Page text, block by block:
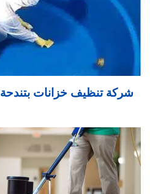
شركة تنظيف خزانات بتندحة